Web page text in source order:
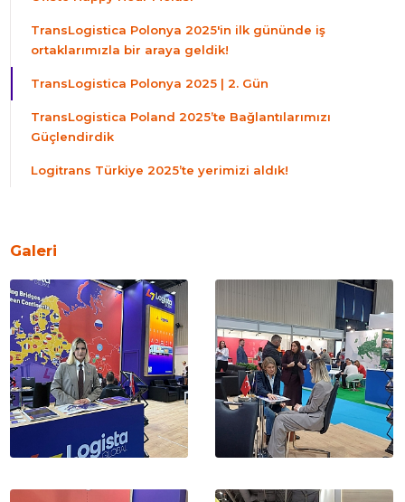
TransLogistica Polonya 2025'in ilk gününde iş
ortaklarımızla bir araya geldik!
TransLogistica Polonya 2025 | 2. Gün
TransLogistica Poland 2025’te Bağlantılarımızı
Güçlendirdik
Logitrans Türkiye 2025’te yerimizi aldık!
Galeri